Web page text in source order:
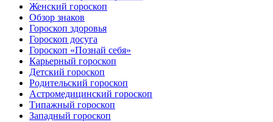
Женский гороскоп
Обзор знаков
Гороскоп здоровья
Гороскоп досуга
Гороскоп «Познай себя»
Карьерный гороскоп
Детский гороскоп
Родительский гороскоп
Астромедицинский гороскоп
Типажный гороскоп
Западный гороскоп